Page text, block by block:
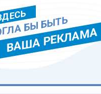
БЫ БЫТЬ
ВАША РЕКЛАМА